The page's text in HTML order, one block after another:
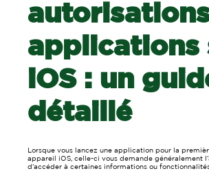
applications
iOS : un
détaillé
Lorsque vous lancez une application pour la
appareil iOS, celle-ci vous demande généralement
d’accéder à certaines informations ou